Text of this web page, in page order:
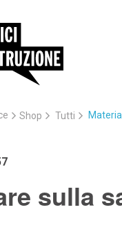
Shop Tutti
sulla